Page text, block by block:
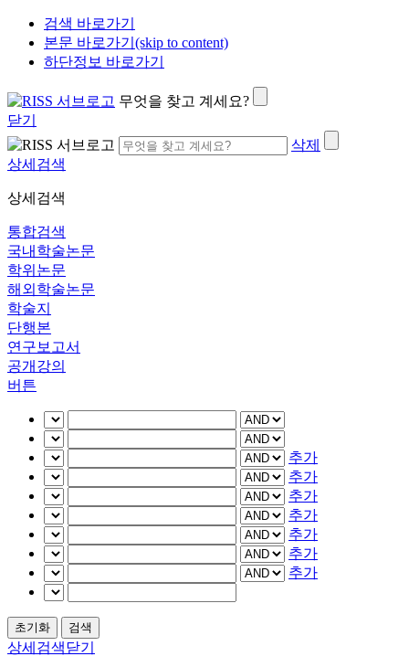
검색 바로가기
본문 바로가기(skip to content)
하단정보 바로가기
무엇을 찾고 계세요?
닫기
삭제
상세검색
상세검색
통합검색
국내학술논문
학위논문
해외학술논문
학술지
단행본
연구보고서
공개강의
버튼
추가
추가
추가
추가
추가
추가
추가
상세검색닫기